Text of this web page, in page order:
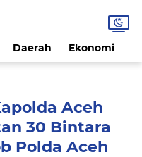
Daerah Ekonomi
Aceh
30 Bintara
Polda Aceh